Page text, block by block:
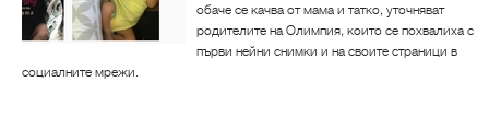
обаче се качва от мама и татко, уточняват
родителите на Олимпия, които се похвалиха с
първи нейни снимки и на своите страници в
социалните мрежи.